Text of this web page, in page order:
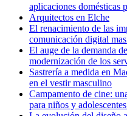
aplicaciones domésticas
Arquitectos en Elche
El renacimiento de las
comunicación digital
El auge de la demanda
modernización de los
Sastrería a medida en
en el vestir masculino
Campamento de cine:
para niños y